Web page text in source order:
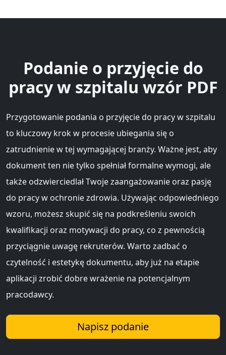
Podanie o przyjęcie do
pracy w szpitalu wzór PDF
Przygotowanie podania o przyjęcie do pracy w szpitalu
to kluczowy krok w procesie ubiegania się o
zatrudnienie w tej wymagającej branży. Ważne jest, aby
dokument ten nie tylko spełniał formalne wymogi, ale
także odzwierciedlał Twoje zaangażowanie oraz pasję
do pracy w ochronie zdrowia. Używając odpowiedniego
wzoru, możesz skupić się na podkreśleniu swoich
kwalifikacji oraz motywacji do pracy, co z pewnością
przyciągnie uwagę rekruterów. Warto zadbać o
czytelność i estetykę dokumentu, aby już na etapie
aplikacji zrobić dobre wrażenie na potencjalnym
pracodawcy.
Napisz podanie